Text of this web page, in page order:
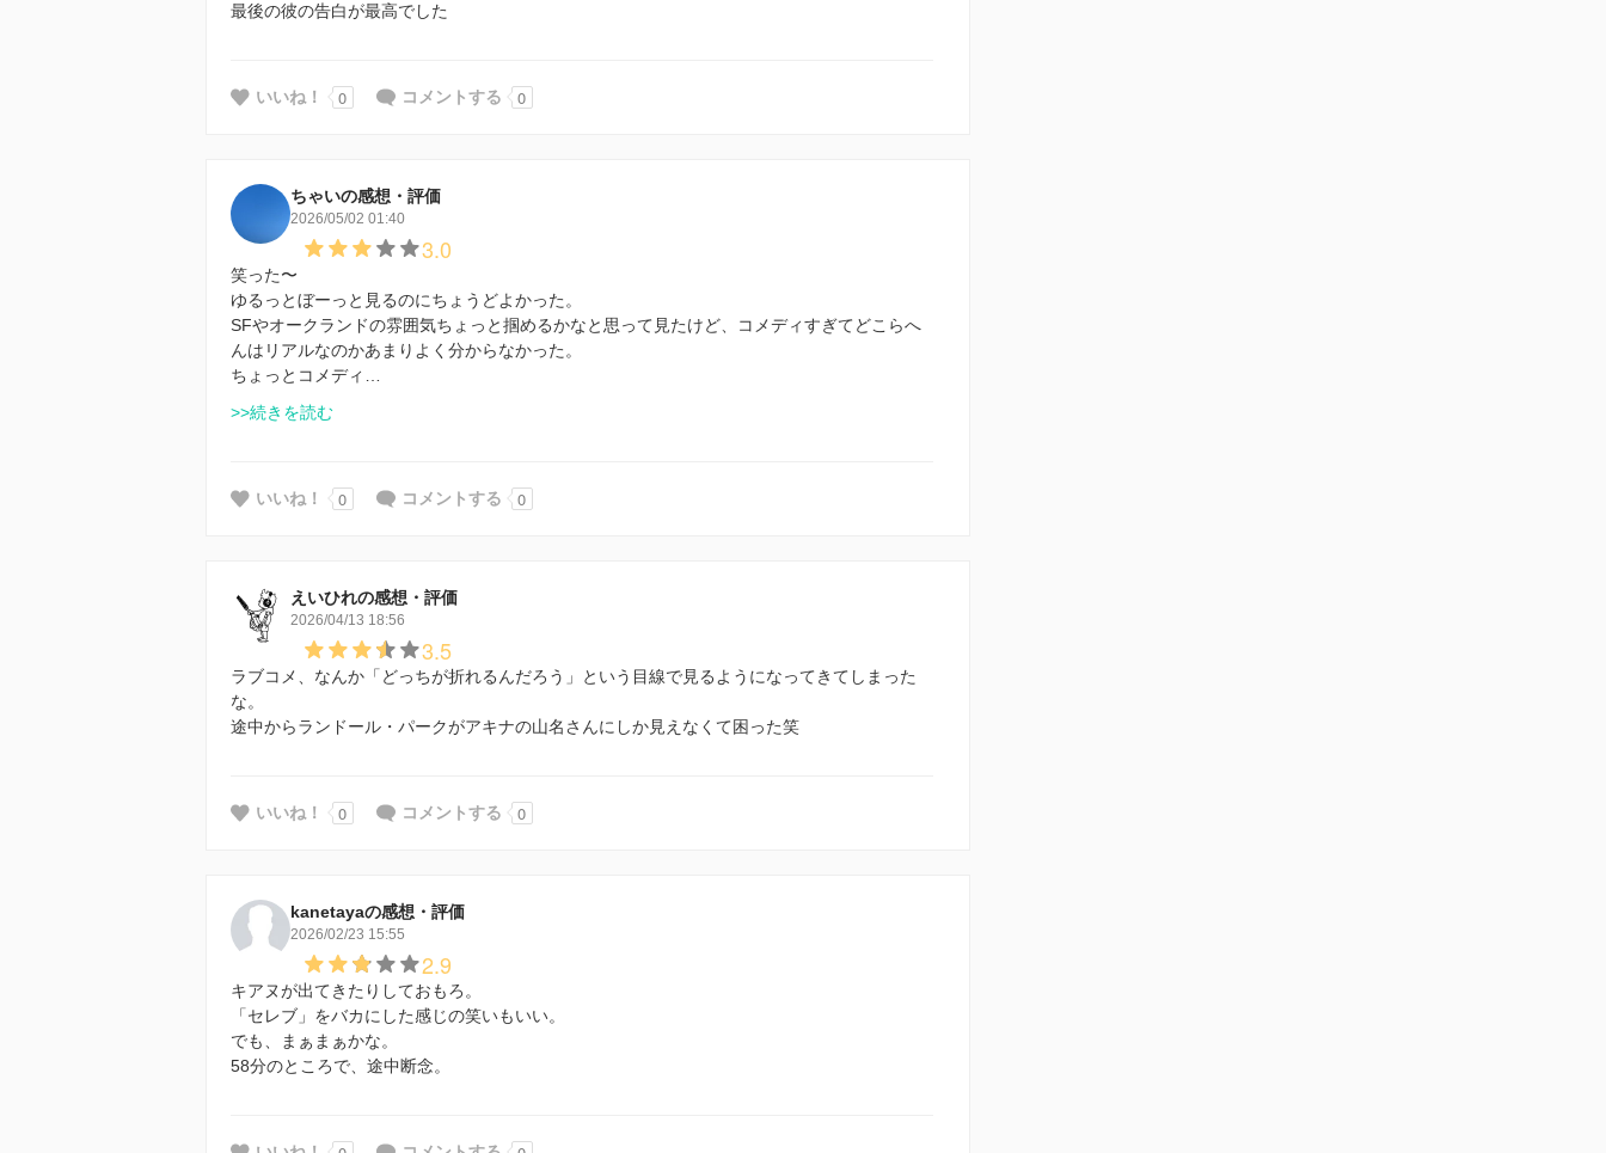
最後の彼の告白が最高でした
いいね！ 0 コメントする 0
ちゃいの感想・評価
2026/05/02 01:40
3.0
笑った〜
ゆるっとぼーっと見るのにちょうどよかった。
SFやオークランドの雰囲気ちょっと掴めるかなと思って見たけど、コメディすぎてどこらへ
んはリアルなのかあまりよく分からなかった。
ちょっとコメディ…
>>続きを読む
いいね！ 0 コメントする 0
えいひれの感想・評価
2026/04/13 18:56
3.5
ラブコメ、なんか「どっちが折れるんだろう」という目線で見るようになってきてしまった
な。
途中からランドール・パークがアキナの山名さんにしか見えなくて困った笑
いいね！ 0 コメントする 0
kanetayaの感想・評価
2026/02/23 15:55
2.9
キアヌが出てきたりしておもろ。
「セレブ」をバカにした感じの笑いもいい。
でも、まぁまぁかな。
58分のところで、途中断念。